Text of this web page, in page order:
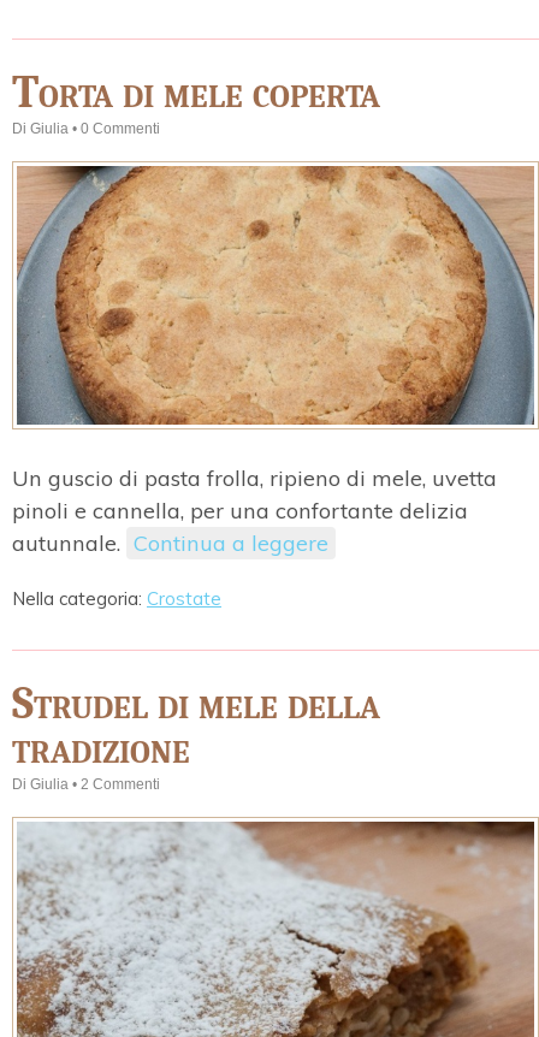
Torta di mele coperta
Di Giulia • 0 Commenti
Un guscio di pasta frolla, ripieno di mele, uvetta
pinoli e cannella, per una confortante delizia
autunnale. Continua a leggere
Nella categoria: Crostate
Strudel di mele della
tradizione
Di Giulia • 2 Commenti